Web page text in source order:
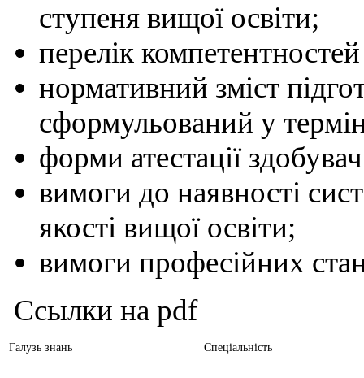
ступеня вищої освіти;
перелік
нормативний зміст
сформульований у
форми атестації
вимоги до наявності
якості вищої освіти;
вимоги професійних
Ссылки на pdf
Галузь знань Спеціальність